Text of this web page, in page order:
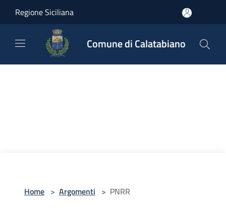
Regione Siciliana
Comune di Calatabiano
Home > Argomenti > PNRR